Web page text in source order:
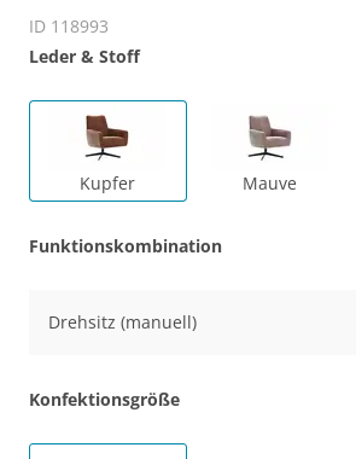
ID 118993
Leder & Stoff
Kupfer Mauve
Funktionskombination
Drehsitz (manuell)
Konfektionsgröße